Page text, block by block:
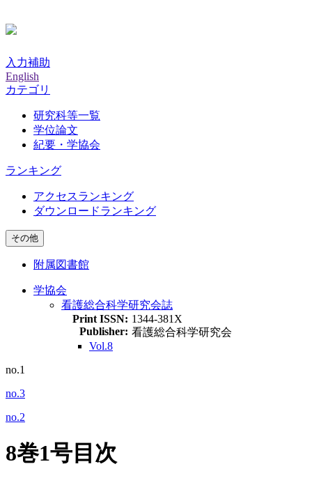
入力補助
English
カテゴリ
研究科等一覧
学位論文
紀要・学協会
ランキング
アクセスランキング
ダウンロードランキング
その他
附属図書館
学協会
看護総合科学研究会誌
Print ISSN: 1344-381X
Publisher: 看護総合科学研究会
Vol.8
no.1
no.3
no.2
8巻1号目次